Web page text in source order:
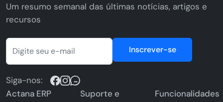
Um resumo semanal das últimas notícias, artigos e
recursos
Inscrever-se
Siga-nos:
Actana ERP
Suporte e
Funcionalidades